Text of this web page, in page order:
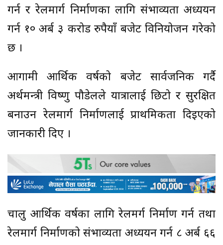
गर्न र रेलमार्ग निर्माणका लागि संभाव्यता अध्ययन
गर्न १० अर्ब ३ करोड रुपैयाँ बजेट विनियोजन गरेको
छ ।
आगामी आर्थिक वर्षको बजेट सार्वजनिक गर्दै
अर्थमन्त्री विष्णु पौडेलले यात्रालाई छिटो र सुरक्षित
बनाउन रेलमार्ग निर्माणलाई प्राथमिकता दिइएको
जानकारी दिए ।
चालु आर्थिक वर्षका लागि रेलमर्ग निर्माण गर्न तथा
रेलमार्ग निर्माणको संभाव्यता अध्ययन गर्न ८ अर्ब ६६